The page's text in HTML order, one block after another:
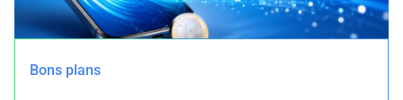
Bons plans